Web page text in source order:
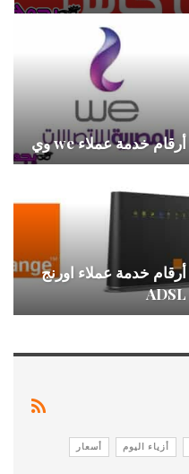
أرقام خدمة عملاء we وي
أرقام خدمة عملاء اورنج
ADSL
أزياء اليوم أسعار